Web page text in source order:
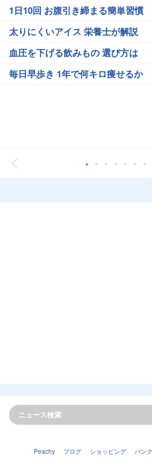
1日10回 お腹引き締まる簡単習慣
太りにくいアイス 栄養士が解説
血圧を下げる飲みもの 選び方は
毎日早歩き 1年で何キロ痩せるか
Peachy ブログ ショッピング バンク